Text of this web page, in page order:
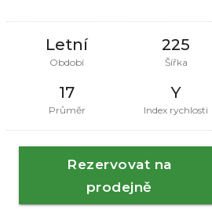
Letní
Období
225
Šířka
17
Průměr
Y
Index rychlosti
Rezervovat na
prodejně